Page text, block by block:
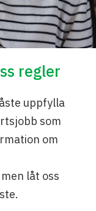
regler
uppfylla
som
om
låt oss